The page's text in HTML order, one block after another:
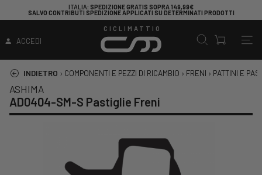
ITALIA: SPEDIZIONE GRATIS SOPRA 149,99€
SALVO CONTRIBUTI SPEDIZIONE APPLICATI SU DETERMINATI PRODOTTI
ACCEDI
CICLIMATTIO
INDIETRO › COMPONENTI E PEZZI DI RICAMBIO › FRENI › PATTINI E
ASHIMA
AD0404-SM-S Pastiglie Freni